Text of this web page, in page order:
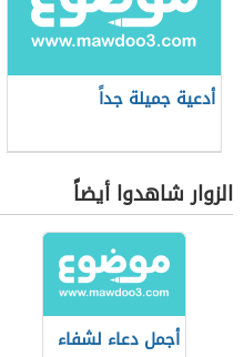
أدعية جميلة جداً
الزوار شاهدوا أيضاً
أجمل دعاء لشفاء